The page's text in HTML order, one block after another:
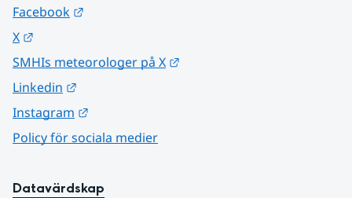
Facebook
X
SMHIs meteorologer på X
Linkedin
Instagram
Policy för sociala medier
Datavärdskap